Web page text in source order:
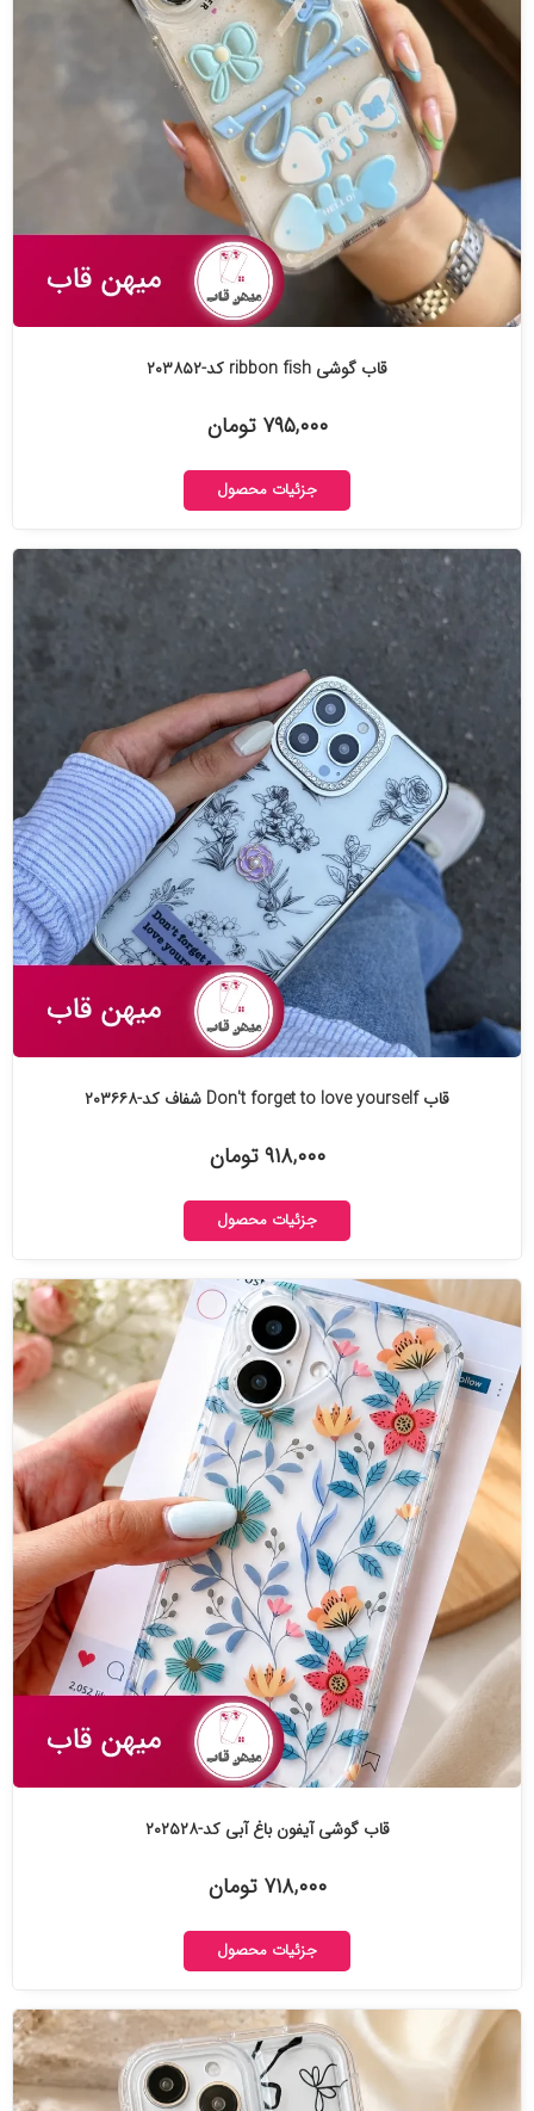
قاب گوشی ribbon fish کد-۲۰۳۸۵۲
۷۹۵,۰۰۰ تومان
جزئیات محصول
قاب Don't forget to love yourself شفاف کد-۲۰۳۶۶۸
۹۱۸,۰۰۰ تومان
جزئیات محصول
قاب گوشی آیفون باغ آبی کد-۲۰۲۵۲۸
۷۱۸,۰۰۰ تومان
جزئیات محصول